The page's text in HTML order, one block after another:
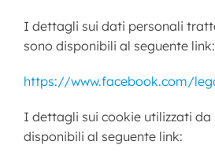
I dettagli sui dati personali
sono disponibili al seguente link:
https://www.facebook.com/
I dettagli sui cookie utilizzati da
disponibili al seguente link: